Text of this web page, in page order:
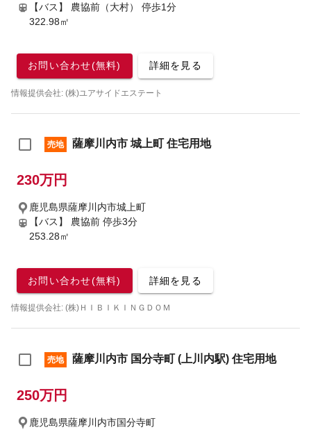
【バス】 農協前（大村） 停歩1分
322.98㎡
お問い合わせ(無料) 詳細を見る
情報提供会社: (株)ユアサイドエステート
売地 薩摩川内市 城上町 住宅用地
230万円
鹿児島県薩摩川内市城上町
【バス】 農協前 停歩3分
253.28㎡
お問い合わせ(無料) 詳細を見る
情報提供会社: (株)ＨＩＢＩＫＩＮＧＤＯＭ
売地 薩摩川内市 国分寺町 (上川内駅) 住宅用地
250万円
鹿児島県薩摩川内市国分寺町